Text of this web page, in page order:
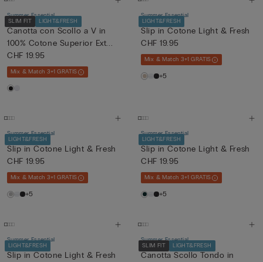
SLIM FIT LIGHT&FRESH
Summer Essential
Canotta con Scollo a V in
100% Cotone Superior Ext...
CHF 19.95
Mix & Match 3+1 GRATIS
LIGHT&FRESH
Summer Essential
Slip in Cotone Light & Fresh
CHF 19.95
Mix & Match 3+1 GRATIS
+5
LIGHT&FRESH
Summer Essential
Slip in Cotone Light & Fresh
CHF 19.95
Mix & Match 3+1 GRATIS
+5
LIGHT&FRESH
Summer Essential
Slip in Cotone Light & Fresh
CHF 19.95
Mix & Match 3+1 GRATIS
+5
LIGHT&FRESH
Summer Essential
Slip in Cotone Light & Fresh
SLIM FIT LIGHT&FRESH
Summer Essential
Canotta Scollo Tondo in